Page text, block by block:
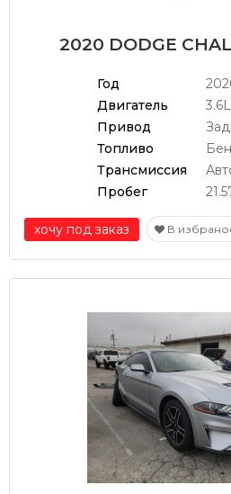
2020 DODGE
Год
Двигатель
3.6L
Привод
Топливо
Трансмиссия
Пробег
хочу под заказ В